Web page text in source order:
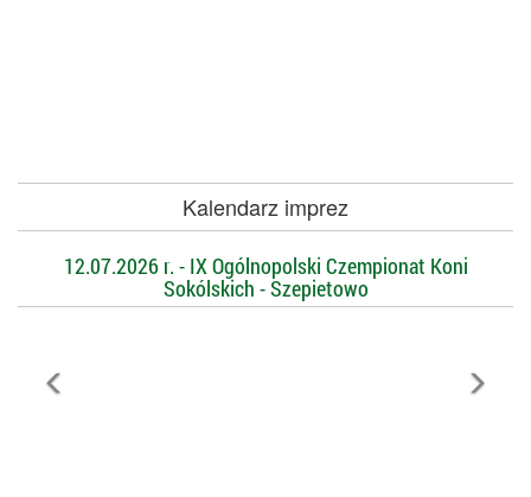
Kalendarz imprez
12.07.2026 r. - IX Ogólnopolski Czempionat Koni
Sokólskich - Szepietowo